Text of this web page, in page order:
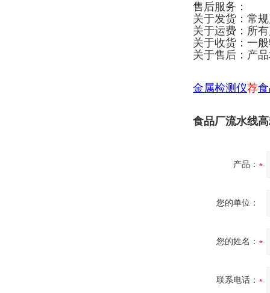
售后服务：
关于发货：常
关于运费：所
关于收货：一
关于售后：产
金属检测仪荐
食品厂流水线
产品：
您的单位：
您的姓名：
联系电话：